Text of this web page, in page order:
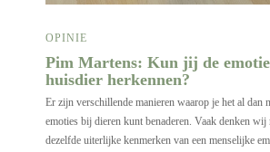
OPINIE
Pim Martens: Kun jij de
huisdier herkennen?
Er zijn verschillende manieren waarop je het al dan
emoties bij dieren kunt benaderen. Vaak denken wij
dezelfde uiterlijke kenmerken van een menselijke